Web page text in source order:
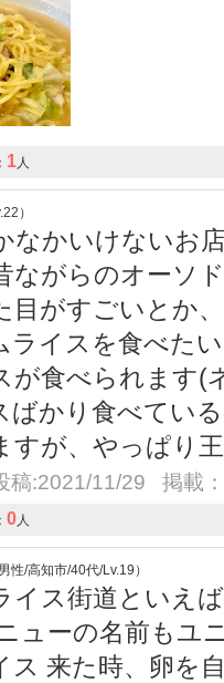
1人
）
なかいけないお
ながらのオーソ
目がすごいとか
ライスを食べた
が食べられます(
ばかり食べてい
が、やっぱり
稿:2021/11/29 掲載
0人
性/高知市/40代/Lv.19）
イス街道といえ
ューの名前もユ
ス 来た時、卵を